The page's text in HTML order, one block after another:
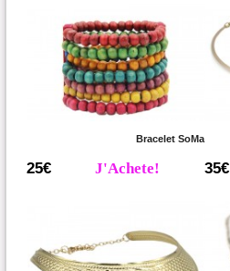
Bracelet SoMa
25€ J'Achete! 35€